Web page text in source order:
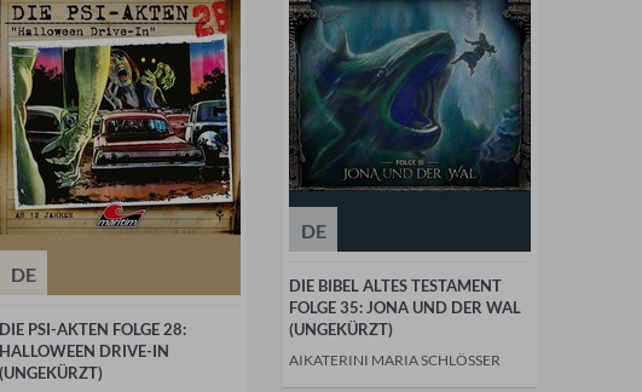
DE
DIE PSI-AKTEN FOLGE 28:
HALLOWEEN DRIVE-IN
(UNGEKÜRZT)
DE
DIE BIBEL ALTES TESTAMENT
FOLGE 35: JONA UND DER WAL
(UNGEKÜRZT)
AIKATERINI MARIA SCHLÖSSER